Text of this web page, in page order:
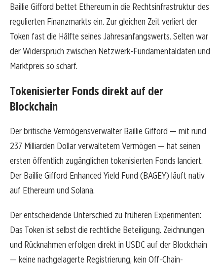
Baillie Gifford bettet Ethereum in die Rechtsinfrastruktur des
regulierten Finanzmarkts ein. Zur gleichen Zeit verliert der
Token fast die Hälfte seines Jahresanfangswerts. Selten war
der Widerspruch zwischen Netzwerk-Fundamentaldaten und
Marktpreis so scharf.
Tokenisierter Fonds direkt auf der
Blockchain
Der britische Vermögensverwalter Baillie Gifford — mit rund
237 Milliarden Dollar verwaltetem Vermögen — hat seinen
ersten öffentlich zugänglichen tokenisierten Fonds lanciert.
Der Baillie Gifford Enhanced Yield Fund (BAGEY) läuft nativ
auf Ethereum und Solana.
Der entscheidende Unterschied zu früheren Experimenten:
Das Token ist selbst die rechtliche Beteiligung. Zeichnungen
und Rücknahmen erfolgen direkt in USDC auf der Blockchain
— keine nachgelagerte Registrierung, kein Off-Chain-